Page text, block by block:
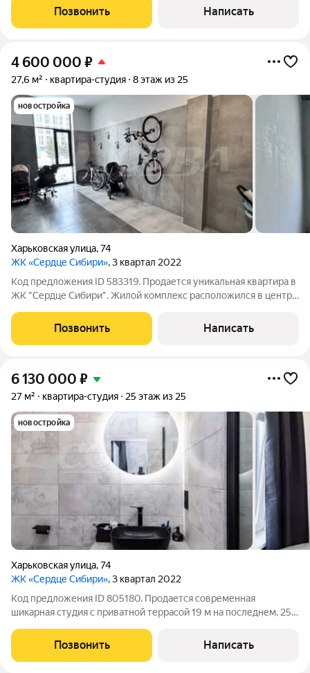
студия в новом и современном жилом комплексе "Сердце
Сибири". Квартира предлагается с
Позвонить Написать
4 600 000 ₽
27,6 м² квартира-студия 8 этаж из 25
новостройка
Харьковская улица,74
ЖК «Сердце Сибири», 3 квартал 2022
Код предложения ID 583319. Продается уникальная квартира в
ЖК "Сердце Сибири". Жилой комплекс расположился в центре
Харьковская. Проект комплекса включает 8 домов
переменной этажности с многоуровневыми
Позвонить Написать
6 130 000 ₽
27 м² квартира-студия 25 этаж из 25
новостройка
Харьковская улица,74
ЖК «Сердце Сибири», 3 квартал 2022
Код предложения ID 805180. Продается современная
шикарная студия с приватной террасой 19 м на последнем, 25-
хороший, качественный ремонт. При продаже остается вся
мебель и техника.Жилой
Позвонить Написать